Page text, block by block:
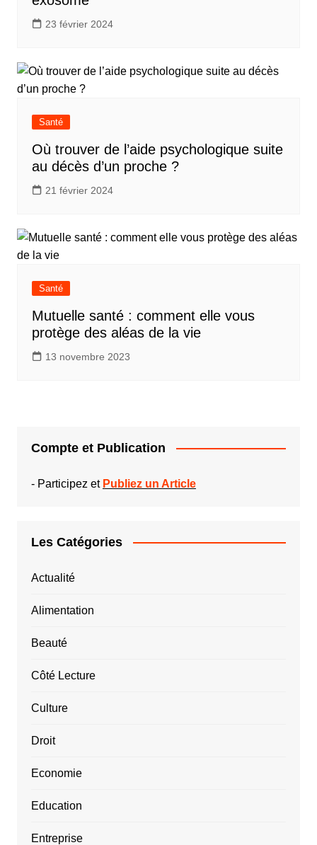
23 février 2024
Santé
Où trouver de l’aide psychologique suite
au décès d’un proche ?
21 février 2024
Santé
Mutuelle santé : comment elle vous
protège des aléas de la vie
13 novembre 2023
Compte et Publication
- Participez et Publiez un Article
Les Catégories
Actualité
Alimentation
Beauté
Côté Lecture
Culture
Droit
Economie
Education
Entreprise